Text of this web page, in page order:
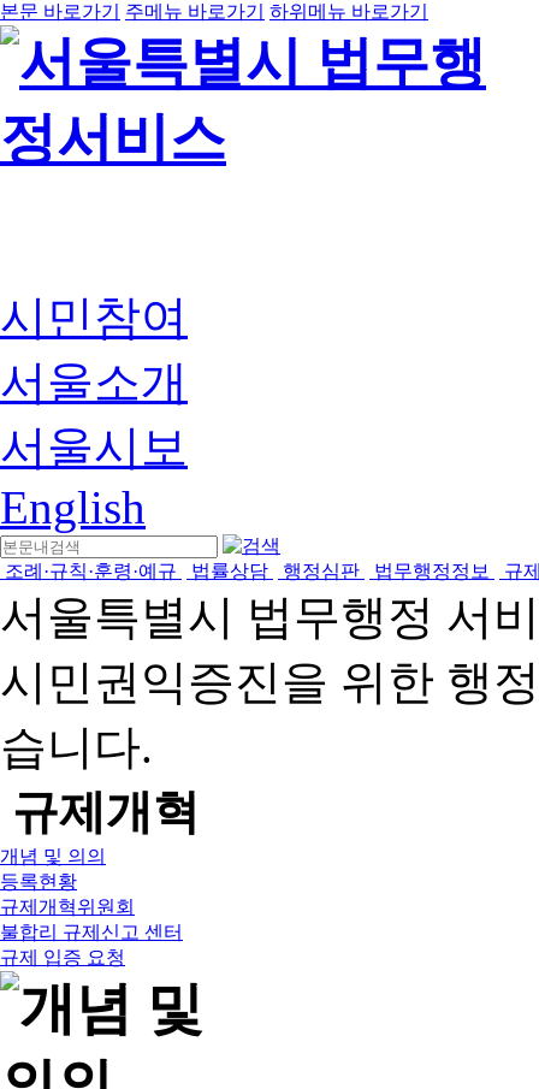
본문 바로가기 주메뉴 바로가기 하위메뉴 바로가기
시민참여
서울소개
서울시보
English
조례·규칙·훈령·예규 법률상담 행정심판 법무행정정보 규
서울특별시 법무행정 서
시민권익증진을 위한 행
습니다.
규제개혁
개념 및 의의
등록현황
규제개혁위원회
불합리 규제신고 센터
규제 입증 요청